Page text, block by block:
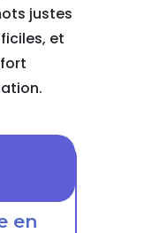
justes
et
en